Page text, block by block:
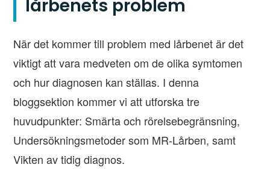
lårbenets problem
När det kommer till problem med lårbenet är det
viktigt att vara medveten om de olika symtomen
och hur diagnosen kan ställas. I denna
bloggsektion kommer vi att utforska tre
huvudpunkter: Smärta och rörelsebegränsning,
Undersökningsmetoder som MR-Lårben, samt
Vikten av tidig diagnos.